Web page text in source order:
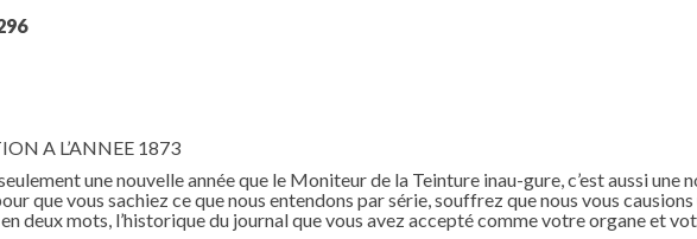
A L’ANNEE 1873
une nouvelle année que le Moniteur de la Teinture inau-gure, c’est aussi une
que vous sachiez ce que nous entendons par série, souffrez que nous vous causions
deux mots, l’historique du journal que vous avez accepté comme votre organe et